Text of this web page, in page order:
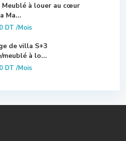
Meublé à louer au cœur
Ma...
DT/Mois
de villa S+3
meublé à lo...
DT/Mois